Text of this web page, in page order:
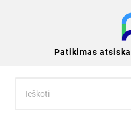
Patikimas